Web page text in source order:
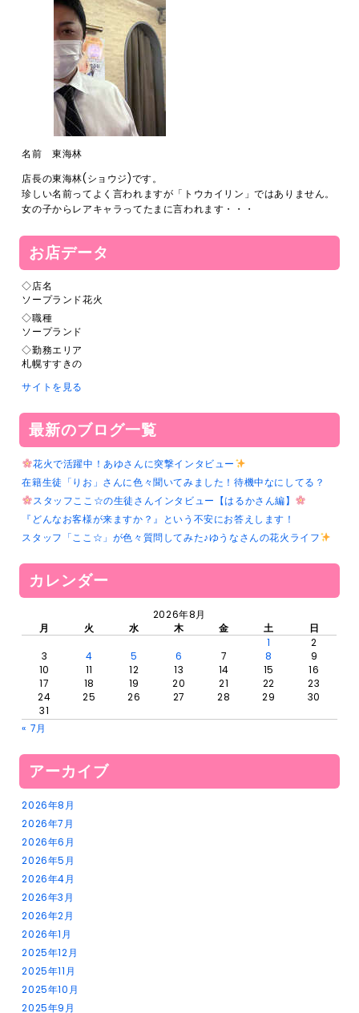
電話
0120-367-294
メール
s-hanabi@docomo.ne.jp
名前 東海林
店長の東海林(ショウジ)です。
珍しい名前ってよく言われますが「トウカイリン」ではありません。
女の子からレアキャラってたまに言われます・・・
お店データ
◇店名
ソープランド花火
◇職種
ソープランド
◇勤務エリア
札幌すすきの
サイトを見る
最新のブログ一覧
花火で活躍中！あゆさんに突撃インタビュー
在籍生徒「りお」さんに色々聞いてみました！待機中なにしてる？
スタッフここ☆の生徒さんインタビュー【はるかさん編】
『どんなお客様が来ますか？』という不安にお答えします！
スタッフ「ここ☆」が色々質問してみた♪ゆうなさんの花火ライフ
カレンダー
2026年8月
月
火 水 木 金 土
日
1
2
3
4 5 6 7 8
9
10
11 12 13 14 15
16
17
18 19 20 21 22
23
24
25 26 27 28 29
30
31
« 7月
アーカイブ
2026年8月
2026年7月
2026年6月
2026年5月
2026年4月
2026年3月
2026年2月
2026年1月
2025年12月
2025年11月
2025年10月
2025年9月